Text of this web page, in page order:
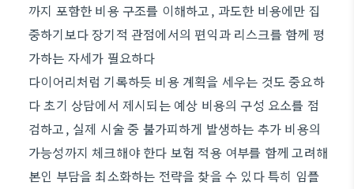
까지 포함한 비용 구조를 이해하고, 과도한 비용에만 집
중하기보다 장기적 관점에서의 편익과 리스크를 함께 평
가하는 자세가 필요하다
다이어리처럼 기록하듯 비용 계획을 세우는 것도 중요하
다 초기 상담에서 제시되는 예상 비용의 구성 요소를 점
검하고, 실제 시술 중 불가피하게 발생하는 추가 비용의
가능성까지 체크해야 한다 보험 적용 여부를 함께 고려해
본인 부담을 최소화하는 전략을 찾을 수 있다 특히 임플